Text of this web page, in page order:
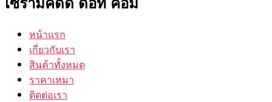
หน้าแรก
เกี่ยวกับเรา
สินค้าทั้งหมด
ราคาเหมา
ติดต่อเรา